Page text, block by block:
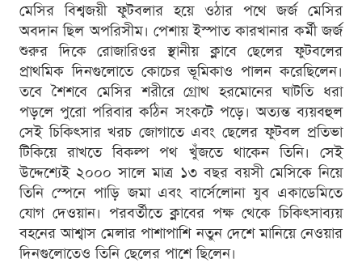
মেসির বিশ্বজয়ী ফুটবলার হয়ে ওঠার পথে জর্জ মেসির
অবদান ছিল অপরিসীম। পেশায় ইস্পাত কারখানার কর্মী জর্জ
শুরুর দিকে রোজারিওর স্থানীয় ক্লাবে ছেলের ফুটবলের
প্রাথমিক দিনগুলোতে কোচের ভূমিকাও পালন করেছিলেন।
তবে শৈশবে মেসির শরীরে গ্রোথ হরমোনের ঘাটতি ধরা
পড়লে পুরো পরিবার কঠিন সংকটে পড়ে। অত্যন্ত ব্যয়বহুল
সেই চিকিৎসার খরচ জোগাতে এবং ছেলের ফুটবল প্রতিভা
টিকিয়ে রাখতে বিকল্প পথ খুঁজতে থাকেন তিনি। সেই
উদ্দেশ্যেই ২০০০ সালে মাত্র ১৩ বছর বয়সী মেসিকে নিয়ে
তিনি স্পেনে পাড়ি জমা এবং বার্সেলোনা যুব একাডেমিতে
যোগ দেওয়ান। পরবর্তীতে ক্লাবের পক্ষ থেকে চিকিৎসাব্যয়
বহনের আশ্বাস মেলার পাশাপাশি নতুন দেশে মানিয়ে নেওয়ার
দিনগুলোতেও তিনি ছেলের পাশে ছিলেন।